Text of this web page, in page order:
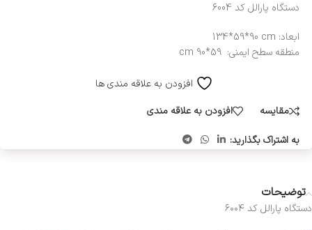
دستگاه پارالل کد 6004
ابعاد: 134*59*90 cm
منطقه سطح ایمنی: 59*90 cm
افزودن به علاقه مندی ها
مقایسه
افزودن به علاقه مندی
به اشتراک بگذارید:
توضیحات
دستگاه پارالل کد ۶۰۰۴